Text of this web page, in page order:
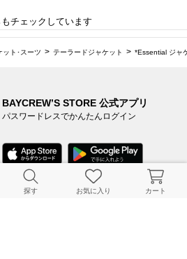
チェックしています
ット･スーツ テーラードジャケット *Essential ジャ
BAYCREW’S STORE 公式アプリ
パスワードレスでかんたんログイン
SERVICE
探す お気に入り カート